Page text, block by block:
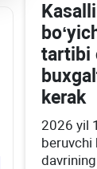
tartibi
kerak
2026 yil
beruvchi